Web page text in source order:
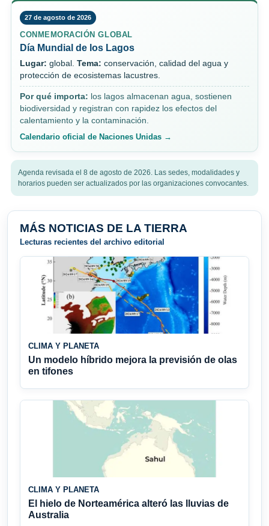
27 de agosto de 2026
CONMEMORACIÓN GLOBAL
Día Mundial de los Lagos
Lugar: global. Tema: conservación, calidad del agua y
protección de ecosistemas lacustres.
Por qué importa: los lagos almacenan agua, sostienen
biodiversidad y registran con rapidez los efectos del
calentamiento y la contaminación.
Calendario oficial de Naciones Unidas →
Agenda revisada el 8 de agosto de 2026. Las sedes, modalidades y
horarios pueden ser actualizados por las organizaciones convocantes.
MÁS NOTICIAS DE LA TIERRA
Lecturas recientes del archivo editorial
CLIMA Y PLANETA
Un modelo híbrido mejora la previsión de olas
en tifones
CLIMA Y PLANETA
El hielo de Norteamérica alteró las lluvias de
Australia